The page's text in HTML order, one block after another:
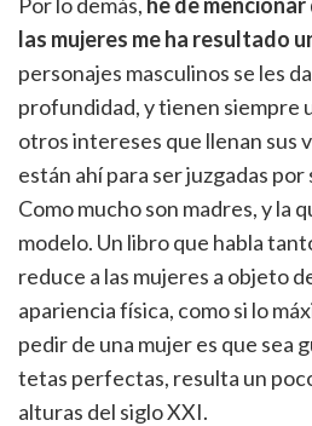
las mujeres me ha resultado
personajes masculinos se les
profundidad, y tienen siempre
otros intereses que llenan sus
están ahí para ser juzgadas
Como mucho son madres, y la
modelo. Un libro que habla
reduce a las mujeres a objeto
apariencia física, como si lo
pedir de una mujer es que sea
tetas perfectas, resulta un
alturas del siglo XXI.